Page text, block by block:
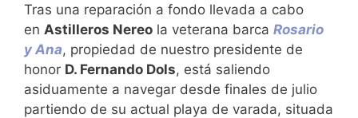
Tras una reparación a fondo llevada a cabo
en Astilleros Nereo la veterana barca Rosario
y Ana, propiedad de nuestro presidente de
honor D. Fernando Dols, está saliendo
asiduamente a navegar desde finales de julio
partiendo de su actual playa de varada, situada